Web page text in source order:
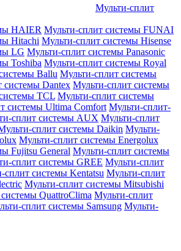
Мульти-сплит
HAIER Мульти-сплит системы FUNAI
Hitachi Мульти-сплит системы Hisense
LG Мульти-сплит системы Panasonic
Toshiba Мульти-сплит системы Royal
Ballu Мульти-сплит системы
системы Dantex Мульти-сплит системы
TCL Мульти-сплит системы
системы Ultima Comfort Мульти-сплит-
сплит системы AUX Мульти-сплит
сплит системы Daikin Мульти-
Мульти-сплит системы Energolux
Fujitsu General Мульти-сплит системы
сплит системы GREE Мульти-сплит
сплит системы Kentatsu Мульти-сплит
Мульти-сплит системы Mitsubishi
QuattroClima Мульти-сплит
сплит системы Samsung Мульти-